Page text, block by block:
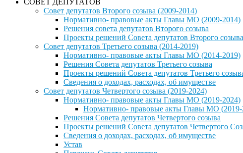
СОВЕТ ДЕПУТАТОВ
Совет депутатов Второго созыва (2009-2014)
Нормативно- правовые акты Главы МО (2009-2014)
Решения совета депутатов Второго созыва
Проекты решений Совета депутатов Второго созыва
Совет депутатов Третьего созыва (2014-2019)
Нормативно- правовые акты Главы МО (2014-2019)
Решения Совета депутатов Третьего созыва
Проекты решений Совета депутатов Третьего
Сведения о доходах, расходах, об имуществе
Совет депутатов Четвертого созыва (2019-2024)
Нормативно- правовые акты Главы МО (2019-2024)
Нормативно- правовые акты Главы МО (2019-
Решения Совета депутатов Четвертого созыва
Проекты решений Совета депутатов Четвертого
Сведения о доходах, расходах, об имуществе
Устав